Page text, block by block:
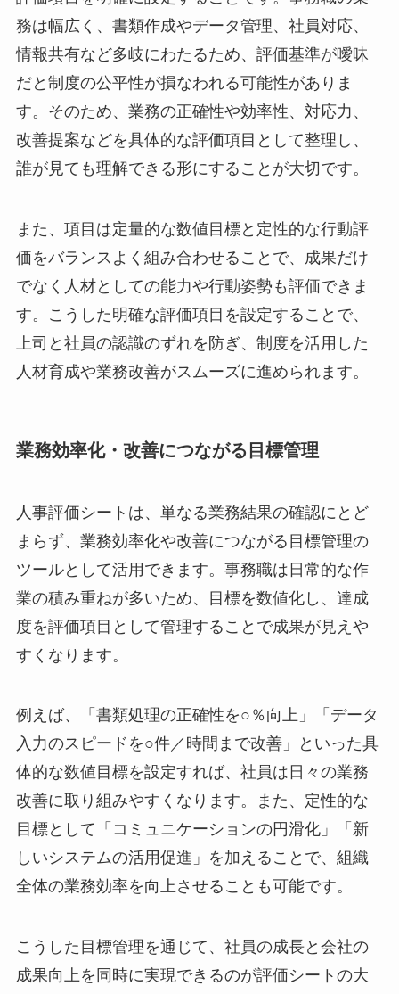
務は幅広く、書類作成やデータ管理、社員対応、
情報共有など多岐にわたるため、評価基準が曖昧
だと制度の公平性が損なわれる可能性がありま
す。そのため、業務の正確性や効率性、対応力、
改善提案などを具体的な評価項目として整理し、
誰が見ても理解できる形にすることが大切です。
また、項目は定量的な数値目標と定性的な行動評
価をバランスよく組み合わせることで、成果だけ
でなく人材としての能力や行動姿勢も評価できま
す。こうした明確な評価項目を設定することで、
上司と社員の認識のずれを防ぎ、制度を活用した
人材育成や業務改善がスムーズに進められます。
業務効率化・改善につながる目標管理
人事評価シートは、単なる業務結果の確認にとど
まらず、業務効率化や改善につながる目標管理の
ツールとして活用できます。事務職は日常的な作
業の積み重ねが多いため、目標を数値化し、達成
度を評価項目として管理することで成果が見えや
すくなります。
例えば、「書類処理の正確性を○％向上」「データ
入力のスピードを○件／時間まで改善」といった具
体的な数値目標を設定すれば、社員は日々の業務
改善に取り組みやすくなります。また、定性的な
目標として「コミュニケーションの円滑化」「新
しいシステムの活用促進」を加えることで、組織
全体の業務効率を向上させることも可能です。
こうした目標管理を通じて、社員の成長と会社の
成果向上を同時に実現できるのが評価シートの大